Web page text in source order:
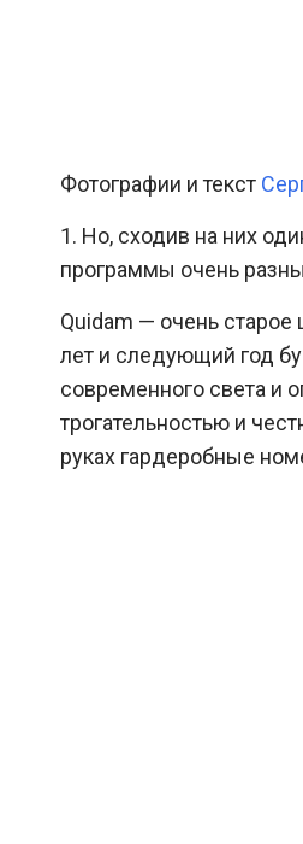
Фотографии и текст
1. Но, сходив на них
программы очень
Quidam — очень старое
лет и следующий год
современного света и
трогательностью и
руках гардеробные